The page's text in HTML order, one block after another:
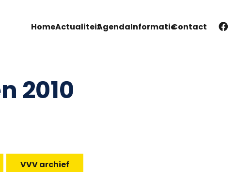
HomeActualiteitAgendaInformatieContact
2010
VVV archief